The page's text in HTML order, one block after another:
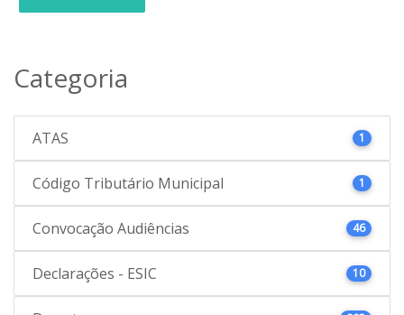
Categoria
ATAS 1
Código Tributário Municipal 1
Convocação Audiências 46
Declarações - ESIC 10